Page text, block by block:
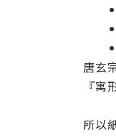
唐玄
『
所以